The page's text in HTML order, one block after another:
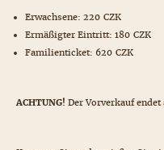
Erwachsene: 220 CZK
Ermäßigter Eintritt: 180 CZK
Familienticket: 620 CZK
ACHTUNG! Der Vorverkauf